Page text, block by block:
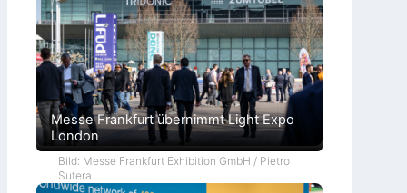
Messe Frankfurt übernimmt Light Expo
London
Bild: Messe Frankfurt Exhibition GmbH / Pietro
Sutera